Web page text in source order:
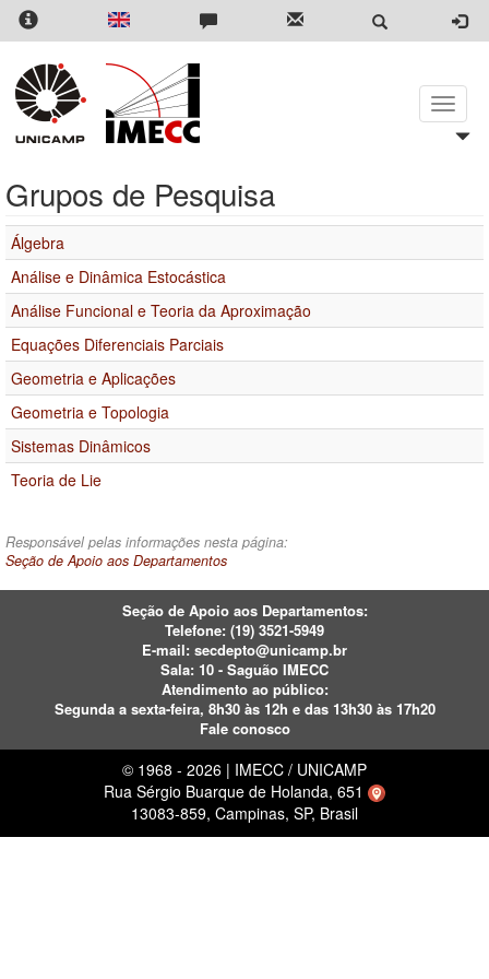
Pular
para
conteúdo
principal
Toggle
Grupos de Pesquisa
Álgebra
Análise e Dinâmica Estocástica
Análise Funcional e Teoria da Aproximação
Equações Diferenciais Parciais
Geometria e Aplicações
Geometria e Topologia
Sistemas Dinâmicos
Teoria de Lie
Responsável pelas informações nesta página:
Seção de Apoio aos Departamentos
Seção de Apoio aos Departamentos:
Telefone: (19) 3521-5949
E-mail: secdepto@unicamp.br
Sala: 10 - Saguão IMECC
Atendimento ao público:
Segunda a sexta-feira, 8h30 às 12h e das 13h30 às 17h20
Fale conosco
© 1968 - 2026 | IMECC / UNICAMP
Rua Sérgio Buarque de Holanda, 651
13083-859, Campinas, SP, Brasil